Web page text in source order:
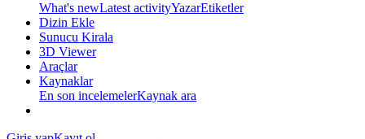
What's newLatest activityYazarEtiketler
Dizin Ekle
Sunucu Kirala
3D Viewer
Araçlar
Kaynaklar
En son incelemelerKaynak ara